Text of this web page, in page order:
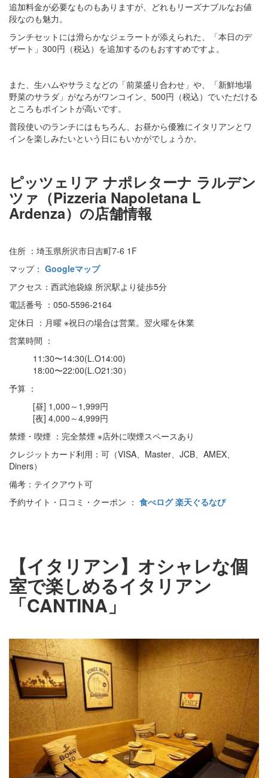
追加料金が必要なものもありますが、どれもリーズナブルなお値
段なのも魅力。
ランチセットには滑らかなジェラートが添えられた、「本日のデ
ザート」300円（税込）を追加するのもおすすめですよ。
また、生ハムやサラミなどの「前菜盛り合わせ」や、「新鮮地場
野菜のサラダ」がなろがワンコイン、500円（税込）でいただける
ところもポイントが高いです。
普段使いのランチにはもちろん、お昼から優雅にイタリアンとワ
インを楽しみたいという日にもいかがでしょうか。
ピッツェリア ナポレターナ ラルデン
ツァ（Pizzeria Napoletana L
Ardenza）の店舗情報
住所 ：埼玉県所沢市日吉町7-6 1F
マップ： Googleマップ
アクセス：西武池袋線 所沢駅より徒歩5分
電話番号 ：050-5596-2164
定休日 ：月曜 ※祝日の場合は営業。翌火曜を休業
営業時間 ：
11:30〜14:30(L.O14:00)
18:00〜22:00(L.O21:30）
予算 ：
[昼] 1,000～1,999円
[夜] 4,000～4,999円
禁煙・喫煙 ：完全禁煙 ※店外に喫煙スペースあり
クレジットカード利用：可（VISA、Master、JCB、AMEX、
Diners）
備考：テイクアウト可
予約サイト・口コミ・クーポン ： 食べログ楽天ぐるなび
【イタリアン】オシャレな個
室で楽しめるイタリアン
「CANTINA」